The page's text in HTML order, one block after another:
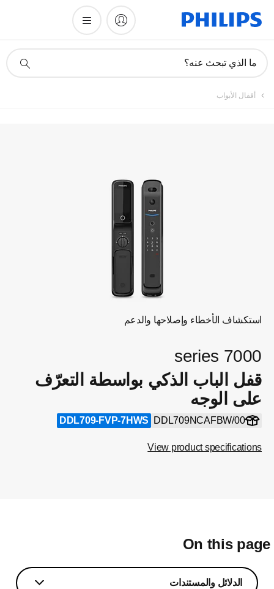
دعم
ما الذي تبحث عنه؟
أقفال الأبواب
استكشاف الأخطاء وإصلاحها والدعم
7000 series
قفل الباب الذكي بواسطة التعرّف
على الوجه
DDL709NCAFBW/00
DDL709-FVP-7HWS
View product specifications
On this
الدلائل والمستندات